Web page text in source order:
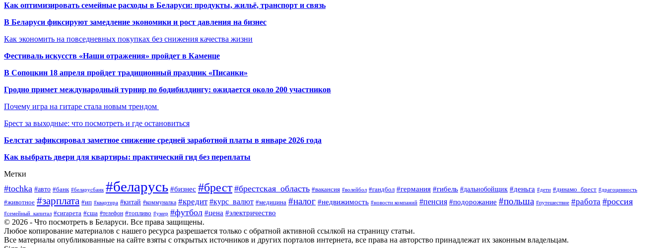
Как оптимизировать семейные расходы в Беларуси: продукты, жильё, транспорт и связь
В Беларуси фиксируют замедление экономики и рост давления на бизнес
Как экономить на повседневных покупках без снижения качества жизни
Фестиваль искусств «Наши отражения» пройдет в Каменце
В Сопоцкин 18 апреля пройдет традиционный праздник «Писанки»
Гродно примет международный турнир по бодибилдингу: ожидается около 200 участников
Почему игра на гитаре стала новым трендом
Брест за выходные: что посмотреть и где остановиться
Белстат зафиксировал заметное снижение средней заработной платы в январе 2026 года
Как выбрать двери для квартиры: практический гид без переплаты
Метки
#tochka #авто #банк #беларусбанк #беларусь #бизнес #брест #брестская_область #вакансия #волейбол #гандбол #германия #гибель #дальнобойщик #деньга #дети #динамо_брест #драгоценность
#животное #зарплата #ип #квартира #китай #коммуналка #кредит #курс_валют #медицина #налог #недвижимость #новости компаний #пенсия #подорожание #польша #путешествие #работа #россия
#семейный_капитал #сигарета #сша #телефон #топливо #умер #футбол #цена #электричество
© 2026 - Что посмотреть в Беларуси. Все права защищены.
Любое копирование материалов с нашего ресурса разрешается только с обратной активной ссылкой на страницу статьи.
Все материалы опубликованные на сайте взяты с открытых источников и других порталов интернета, все права на авторство принадлежат их законным владельцам.